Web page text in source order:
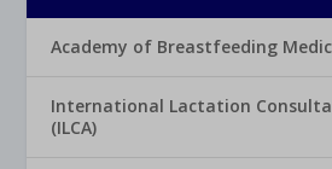
Academy of Breastfeeding
International Lactation
(ILCA)